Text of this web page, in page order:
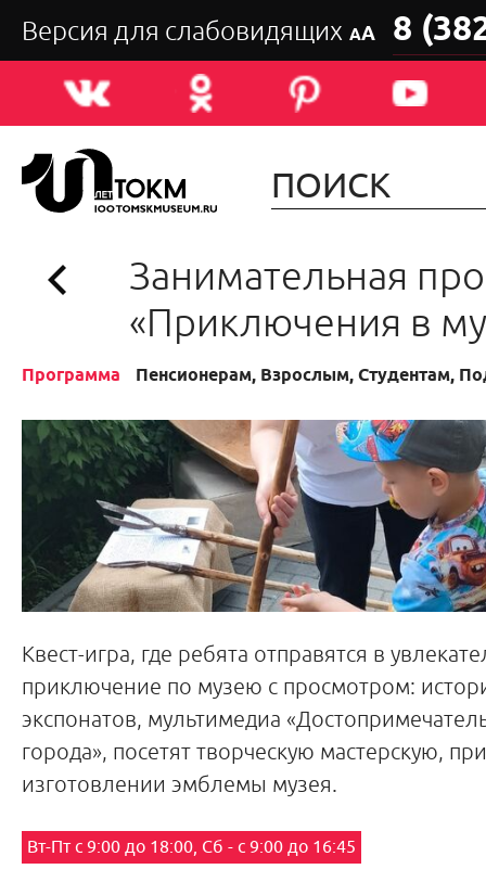
Версия для слабовидящих АА 8
Занимательная
«Приключения в
Программа Пенсионерам, Взрослым, Студентам,
Квест-игра, где ребята отправятся в
приключение по музею с просмотром:
экспонатов, мультимедиа
города», посетят творческую мастерскую,
изготовлении эмблемы музея.
Вт-Пт с 9:00 до 18:00, Сб - с 9:00 до 16:45